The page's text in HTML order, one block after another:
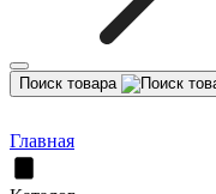
Поиск товара
Главная